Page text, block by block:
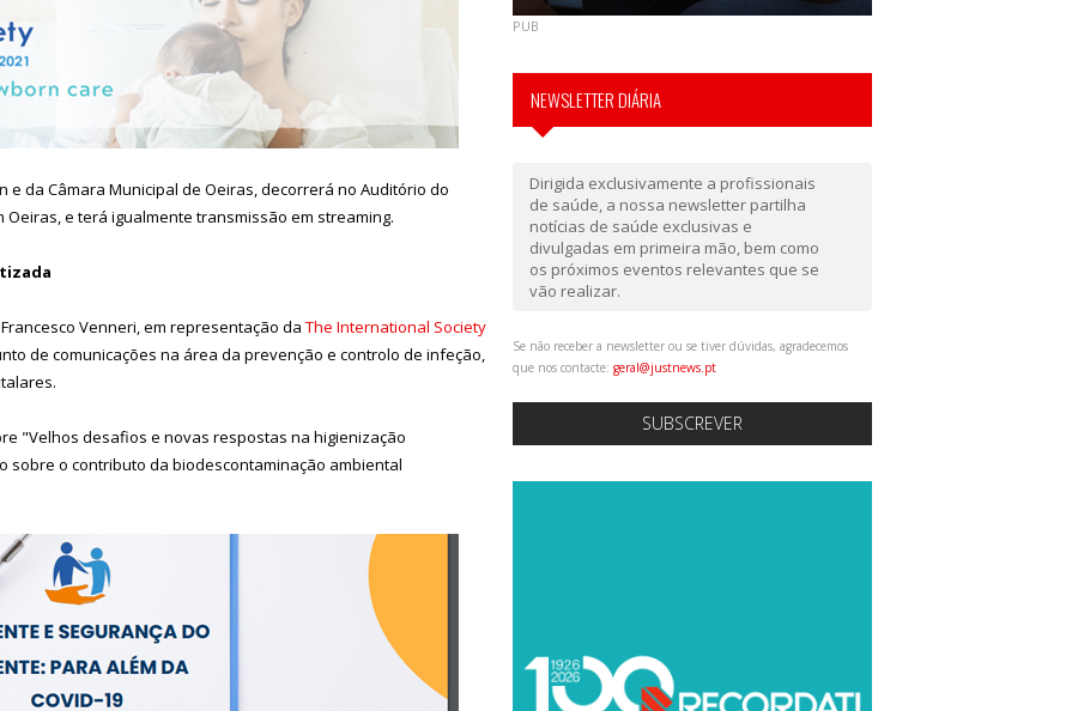
e da Câmara Municipal de Oeiras, decorrerá no Auditório do
e terá igualmente transmissão em streaming.
Venneri, em representação da The International Society
de comunicações na área da prevenção e controlo de infeção,
"Velhos desafios e novas respostas na higienização
sobre o contributo da biodescontaminação ambiental
PUB
NEWSLETTER DIÁRIA
Dirigida exclusivamente a profissionais
de saúde, a nossa newsletter partilha
notícias de saúde exclusivas e
divulgadas em primeira mão, bem como
os próximos eventos relevantes que se
vão realizar.
Se não receber a newsletter ou se tiver dúvidas, agradecemos
que nos contacte: geral@justnews.pt
SUBSCREVER